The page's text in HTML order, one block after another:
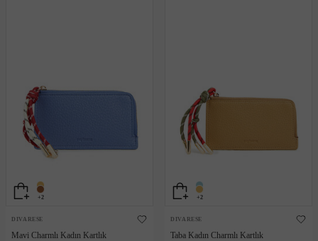
+2
DIVARESE
Mavi Charmlı Kadın Kartlık
+2
DIVARESE
Taba Kadın Charmlı Kartlık